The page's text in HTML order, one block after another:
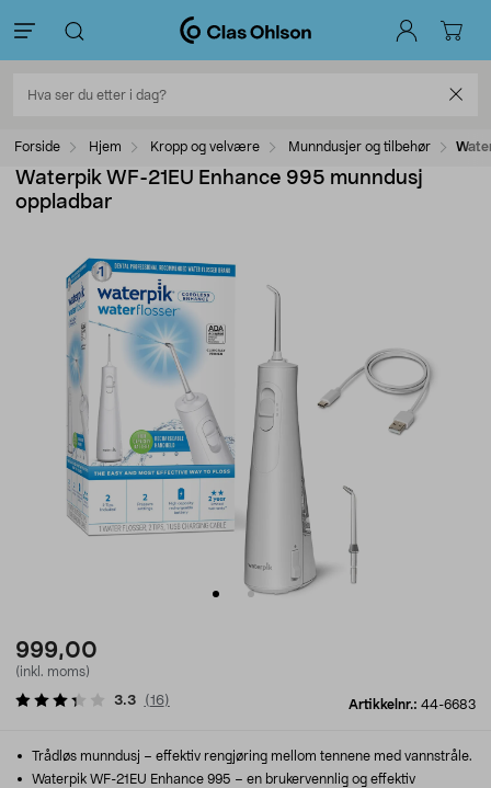
Forside Hjem Kropp og velvære Munndusjer og tilbehør
Waterpik WF-21EU Enhance 995 munndusj
oppladbar
999,00
(inkl. moms)
Artikkelnr.: 44-6683
3.3 (16)
Trådløs munndusj – effektiv rengjøring mellom tennene med vannstråle.
Waterpik WF-21EU Enhance 995 – en brukervennlig og effektiv